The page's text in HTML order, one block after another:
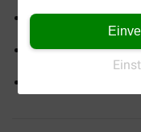
Hochwertige
Unterstützt das